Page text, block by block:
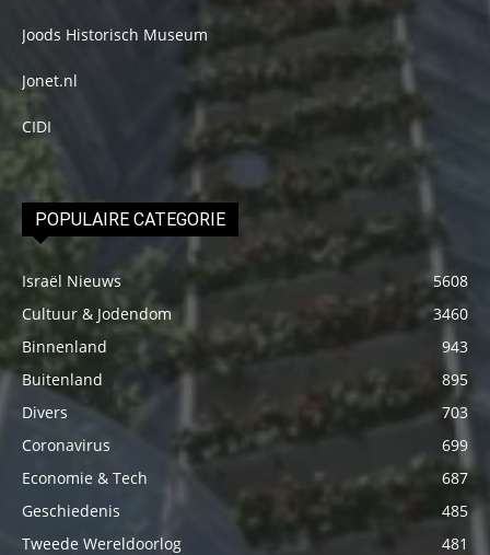
Joods Historisch Museum
Jonet.nl
CIDI
POPULAIRE CATEGORIE
Israël Nieuws
5608
Cultuur & Jodendom
3460
Binnenland
943
Buitenland
895
Divers
703
Coronavirus
699
Economie & Tech
687
Geschiedenis
485
Tweede Wereldoorlog
481